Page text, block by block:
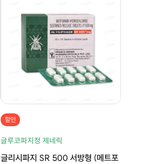
할인
글루코파지정 제네릭
글리시파지 SR 500 서방형 (메트포